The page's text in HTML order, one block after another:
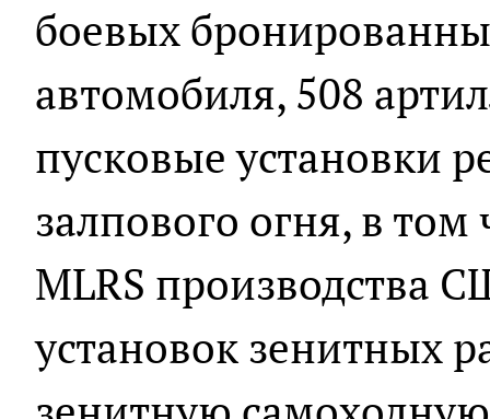
боевых
автомобиля, 508
пусковые установки
залпового огня, в
MLRS производства
установок зенитных